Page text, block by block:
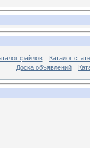
файлов
Каталог
Доска объявлений